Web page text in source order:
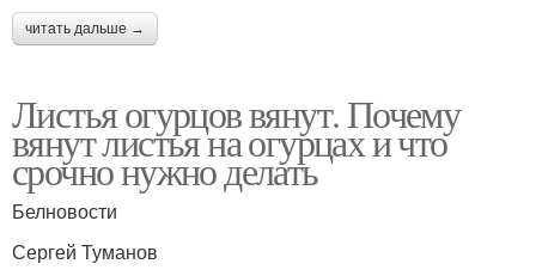
читать дальше →
Листья огурцов вянут. Почему
вянут листья на огурцах и что
срочно нужно делать
Белновости
Сергей Туманов